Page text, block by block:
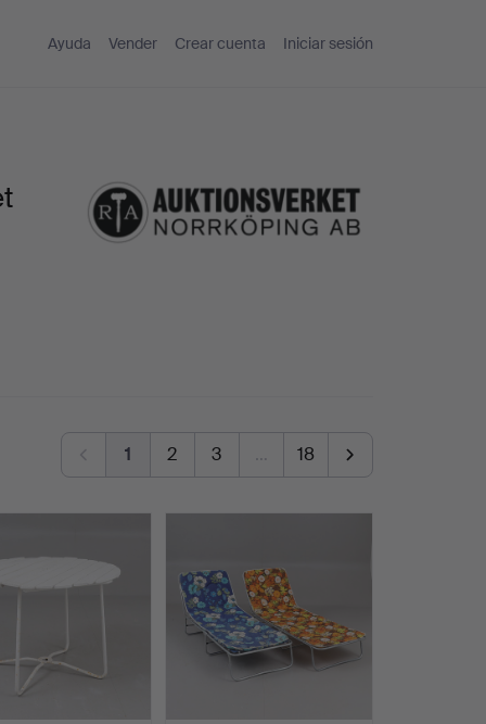
Ayuda Vender Crear cuenta Iniciar sesión
1 2 3 … 18